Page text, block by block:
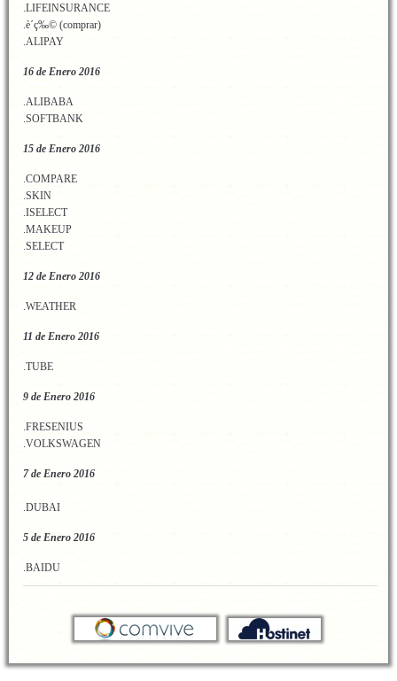
.LIFEINSURANCE
.è´­ç‰© (comprar)
.ALIPAY
16 de Enero 2016
.ALIBABA
.SOFTBANK
15 de Enero 2016
.COMPARE
.SKIN
.ISELECT
.MAKEUP
.SELECT
12 de Enero 2016
.WEATHER
11 de Enero 2016
.TUBE
9 de Enero 2016
.FRESENIUS
.VOLKSWAGEN
7 de Enero 2016
.DUBAI
5 de Enero 2016
.BAIDU